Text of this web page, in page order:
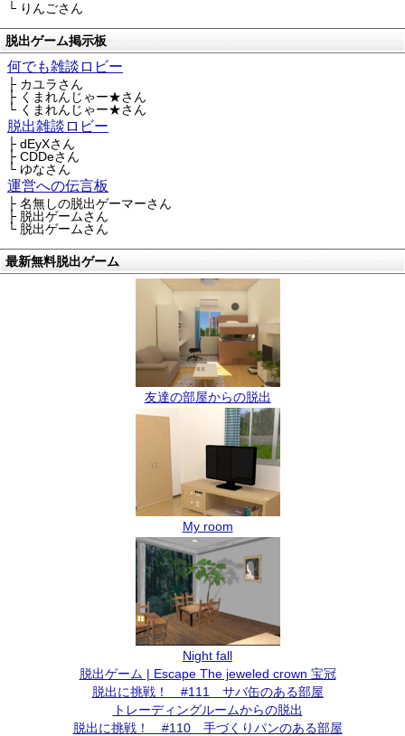
└ りんごさん
脱出ゲーム掲示板
何でも雑談ロビー
├ カユラさん
├ くまれんじゃー★さん
└ くまれんじゃー★さん
脱出雑談ロビー
├ dEyXさん
├ CDDeさん
└ ゆなさん
運営への伝言板
├ 名無しの脱出ゲーマーさん
├ 脱出ゲームさん
└ 脱出ゲームさん
最新無料脱出ゲーム
友達の部屋からの脱出
My room
Night fall
脱出ゲーム | Escape The jeweled crown 宝冠
脱出に挑戦！ #111 サバ缶のある部屋
トレーディングルームからの脱出
脱出に挑戦！ #110 手づくりパンのある部屋